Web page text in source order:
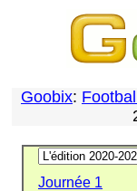
Goobix: Football
Journée 1